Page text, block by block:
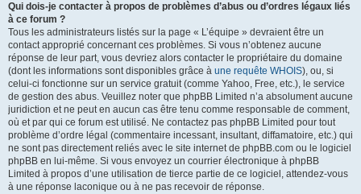
Qui dois-je contacter à propos de problèmes d’abus ou d’ordres légaux liés
à ce forum ?
Tous les administrateurs listés sur la page « L’équipe » devraient être un
contact approprié concernant ces problèmes. Si vous n’obtenez aucune
réponse de leur part, vous devriez alors contacter le propriétaire du domaine
(dont les informations sont disponibles grâce à une requête WHOIS), ou, si
celui-ci fonctionne sur un service gratuit (comme Yahoo, Free, etc.), le service
de gestion des abus. Veuillez noter que phpBB Limited n’a absolument aucune
juridiction et ne peut en aucun cas être tenu comme responsable de comment,
où et par qui ce forum est utilisé. Ne contactez pas phpBB Limited pour tout
problème d’ordre légal (commentaire incessant, insultant, diffamatoire, etc.) qui
ne sont pas directement reliés avec le site internet de phpBB.com ou le logiciel
phpBB en lui-même. Si vous envoyez un courrier électronique à phpBB
Limited à propos d’une utilisation de tierce partie de ce logiciel, attendez-vous
à une réponse laconique ou à ne pas recevoir de réponse.